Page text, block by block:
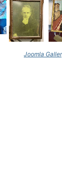
Joomla